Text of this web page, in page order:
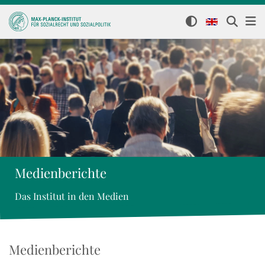
Medienberichte
Das Institut in den Medien
Medienberichte